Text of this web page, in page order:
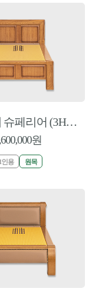
지압침대 슈페리어 (3H-850WD-S)
원
1인용 원목